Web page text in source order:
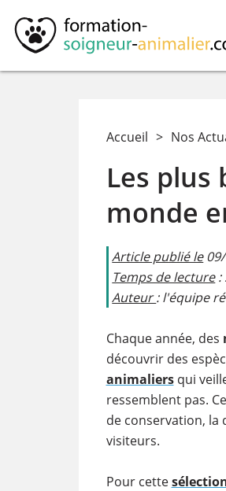
Accueil > Nos
Les plus
monde
Article publié le09/
Temps de lecture:
Auteur: l'équipe
​Chaque année, des
découvrir des
animaliersqui
ressemblent pas.
de conservation, la
visiteurs.
Pour cette